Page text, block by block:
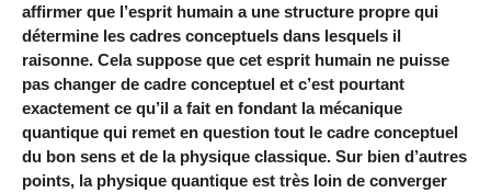
affirmer que l’esprit humain a une structure propre qui
détermine les cadres conceptuels dans lesquels il
raisonne. Cela suppose que cet esprit humain ne puisse
pas changer de cadre conceptuel et c’est pourtant
exactement ce qu’il a fait en fondant la mécanique
quantique qui remet en question tout le cadre conceptuel
du bon sens et de la physique classique. Sur bien d’autres
points, la physique quantique est très loin de converger